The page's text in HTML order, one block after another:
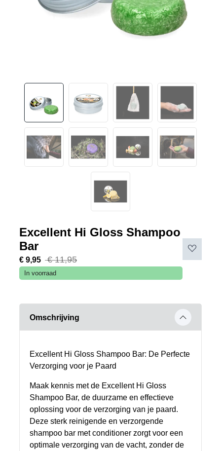
Excellent Hi Gloss Shampoo
Bar
€ 9,95 € 11,95
In voorraad
Omschrijving
Excellent Hi Gloss Shampoo Bar: De Perfecte
Verzorging voor je Paard
Maak kennis met de Excellent Hi Gloss
Shampoo Bar, de duurzame en effectieve
oplossing voor de verzorging van je paard.
Deze sterk reinigende en verzorgende
shampoo bar met conditioner zorgt voor een
optimale verzorging van de vacht, zonder de